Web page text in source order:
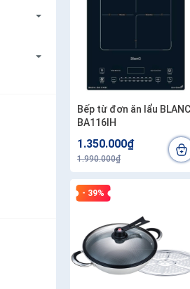
Bếp từ đơn ăn lẩu BLANC
BA116IH
1.350.000₫
1.990.000₫
- 39%